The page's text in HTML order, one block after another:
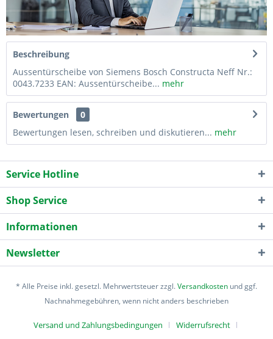
Beschreibung
Aussentürscheibe von Siemens Bosch Constructa Neff Nr.:
0043.7233 EAN: Aussentürscheibe... mehr
Bewertungen
0
Bewertungen lesen, schreiben und diskutieren... mehr
Service Hotline
Shop Service
Informationen
Newsletter
* Alle Preise inkl. gesetzl. Mehrwertsteuer zzgl.Versandkosten und ggf.
Nachnahmegebühren, wenn nicht anders beschrieben
Versand und Zahlungsbedingungen Widerrufsrecht